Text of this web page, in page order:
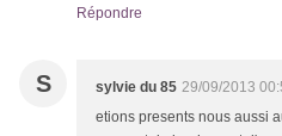
Répondre
S sylvie du 85 29/09/2013
etions presents nous aussi